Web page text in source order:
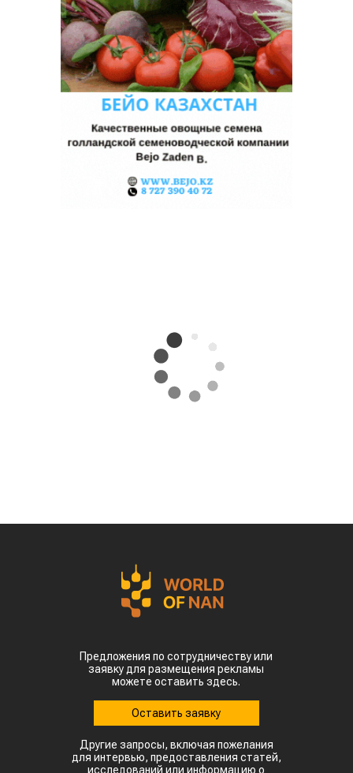
Предложения по сотрудничеству или
заявку для размещения рекламы
можете оставить здесь.
Оставить заявку
Другие запросы, включая пожелания
для интервью, предоставления статей,
исследований или информацию о